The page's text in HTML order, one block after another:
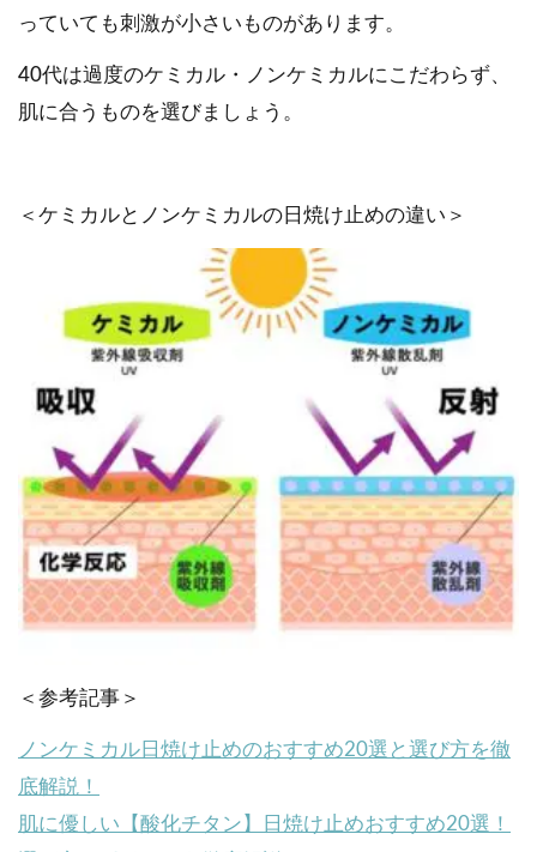
っていても刺激が小さいものがあります。
40代は過度のケミカル・ノンケミカルにこだわらず、
肌に合うものを選びましょう。
＜ケミカルとノンケミカルの日焼け止めの違い＞
＜参考記事＞
ノンケミカル日焼け止めのおすすめ20選と選び方を徹
底解説！
肌に優しい【酸化チタン】日焼け止めおすすめ20選！